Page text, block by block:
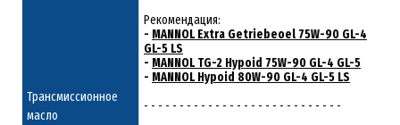
Трансмиссионное
масло
Рекомендация:
- MANNOL Extra Getriebeoel 75W-90 GL-4
GL-5 LS
- MANNOL TG-2 Hypoid 75W-90 GL-4 GL-5
- MANNOL Hypoid 80W-90 GL-4 GL-5 LS
- - - - - - - - - - - - - - - - - - - - - - - - - - - -